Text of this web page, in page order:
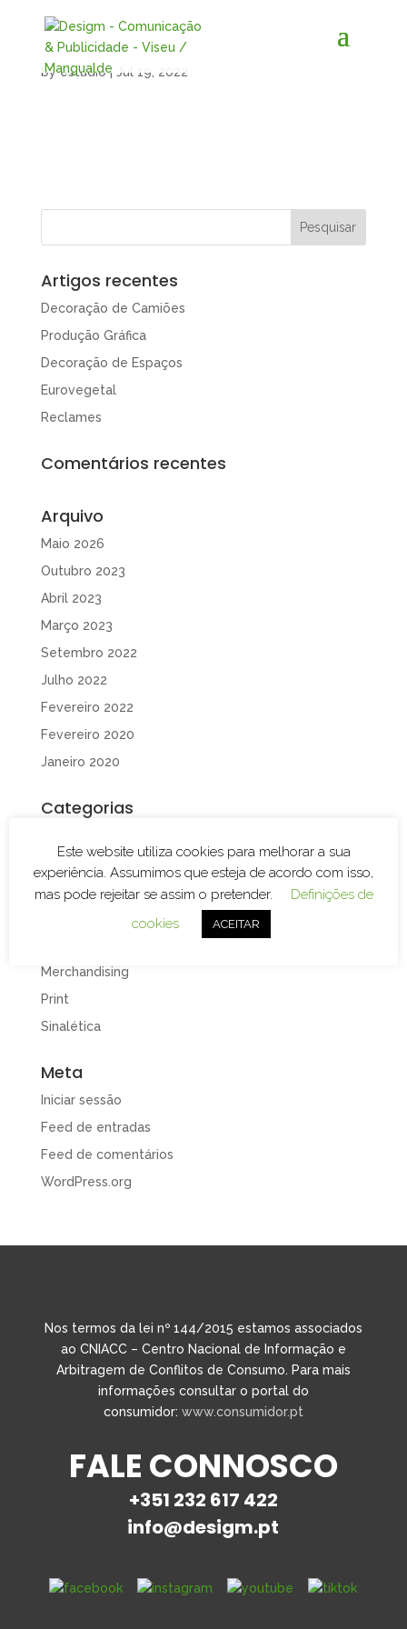
byestudio| Jul 19, 2022
Artigos recentes
Decoração de Camiões
Produção Gráfica
Decoração de Espaços
Eurovegetal
Reclames
Comentários recentes
Arquivo
Maio 2026
Outubro 2023
Abril 2023
Março 2023
Setembro 2022
Julho 2022
Fevereiro 2022
Fevereiro 2020
Janeiro 2020
Categorias
Decoração de Viaturas
Design e Publicidade
Merchandising
Print
Sinalética
Meta
Iniciar sessão
Feed de entradas
Feed de comentários
WordPress.org
Nos termos da lei nº 144/2015 estamos associados
ao CNIACC – Centro Nacional de Informação e
Arbitragem de Conflitos de Consumo. Para mais
informações consultar o portal do
consumidor: www.consumidor.pt
FALE CONNOSCO
+351 232 617 422
info@desigm.pt
Este website utiliza cookies para melhorar a sua
experiência. Assumimos que esteja de acordo com isso,
mas pode rejeitar se assim o pretender.
Definições de
cookies
ACEITAR